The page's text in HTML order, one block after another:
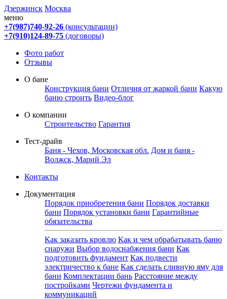
Дзержинск Москва
меню
+7(987)740-92-26 (консультации)
+7(910)124-89-75 (договоры)
Фото работ
Отзывы
О бане
Конструкция бани Отличия от жаркой бани Какую
баню строить Видео-блог
О компании
Строительство Гарантия
Тест-драйв
Баня - Чехов, Московская обл. Дом и баня -
Волжск, Марий Эл
Контакты
Документация
Порядок приобретения бани Порядок доставки
бани Порядок установки бани Гарантийные
обязательства
Как заказать кровлю Как и чем обрабатывать баню
снаружи Выбор водоснабжения бани Как
подготовить фундамент Как подвести
электричество к бане Как сделать сливную яму для
бани Комплектации бань Расстояние между
постройками Чертежи фундамента и
коммуникаций